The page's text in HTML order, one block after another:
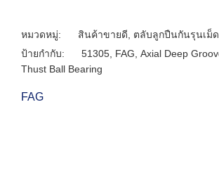
หมวดหมู่: สินค้าขายดี
ตลับลูกปืนกันรุนเม็
ป้ายกำกับ:
51305 FAG Axial Deep
Thust Ball Bearing
FAG